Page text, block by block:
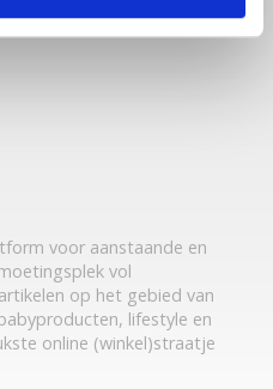
voor aanstaande en
vol
op het gebied van
lifestyle en
online (winkel)straatje